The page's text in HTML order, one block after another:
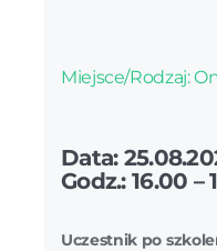
Miejsce/Rodzaj:
Data:
Godz.: 16.00 –
Uczestnik po